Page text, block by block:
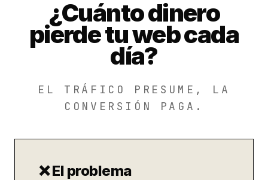
¿Cuánto dinero
pierde tu web cada
día?
EL TRÁFICO PRESUME, LA
CONVERSIÓN PAGA.
❌ El problema